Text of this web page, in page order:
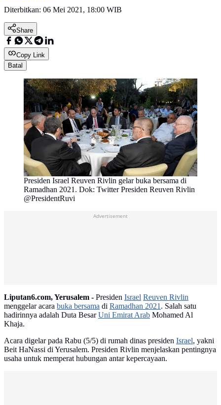
Diterbitkan: 06 Mei 2021, 18:00 WIB
Share
Copy Link
Batal
Presiden Israel Reuven Rivlin gelar buka bersama di
Ramadhan 2021. Dok: Twitter Presiden Reuven Rivlin
@PresidentRuvi
Advertisement
Liputan6.com, Yerusalem - Presiden Israel Reuven Rivlin
menggelar acara buka bersama di Ramadhan 2021. Salah satu
hadirinnya adalah Duta BesarUni Emirat Arab Mohamed Al
Khaja.
Acara digelar pada Rabu (5/5) di rumah dinas presiden Israel, yakni
Beit HaNassi di Yerusalem. Presiden Rivlin menjelaskan pentingnya
usaha untuk memperat hubungan antar kepercayaan.